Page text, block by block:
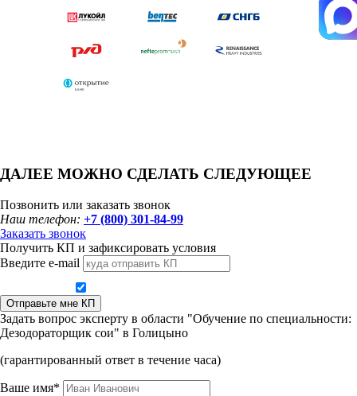
ДАЛЕЕ МОЖНО СДЕЛАТЬ СЛЕДУЮЩЕЕ
Позвонить или заказать звонок
Наш телефон: +7 (800) 301-84-99
Заказать звонок
Получить КП и зафиксировать условия
Введите e-mail
Отправьте мне КП
Задать вопрос эксперту в области "Обучение по специальности:
Дезодораторщик сои" в Голицыно
(гарантированный ответ в течение часа)
Ваше имя*